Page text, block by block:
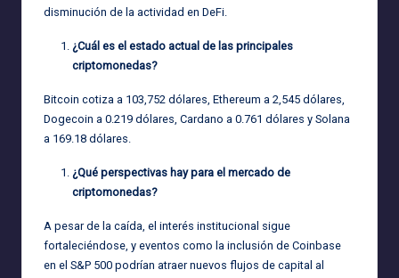
disminución de la actividad en DeFi.
¿Cuál es el estado actual de las principales
criptomonedas?
Bitcoin cotiza a 103,752 dólares, Ethereum a 2,545 dólares,
Dogecoin a 0.219 dólares, Cardano a 0.761 dólares y Solana
a 169.18 dólares.
¿Qué perspectivas hay para el mercado de
criptomonedas?
A pesar de la caída, el interés institucional sigue
fortaleciéndose, y eventos como la inclusión de Coinbase
en el S&P 500 podrían atraer nuevos flujos de capital al